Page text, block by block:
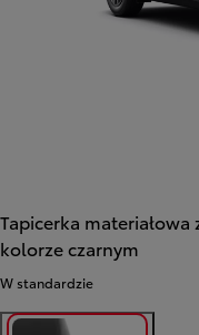
Tapicerka
kolorze czarnym
W standardzie